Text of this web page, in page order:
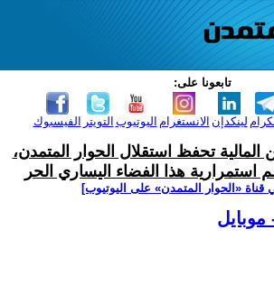
تابعونا على:
الفيسبوك التويتر اليوتيوب الانستغرام لينكدإن
المالية تحفظ استقلال الحوار المتمدن،
استمرارية هذا الفضاء اليساري الحر
‫«الحوار المتمدن» على اليوتيوب]
موبايل